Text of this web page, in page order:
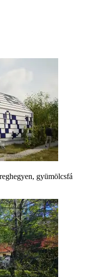
gyümölcsfá